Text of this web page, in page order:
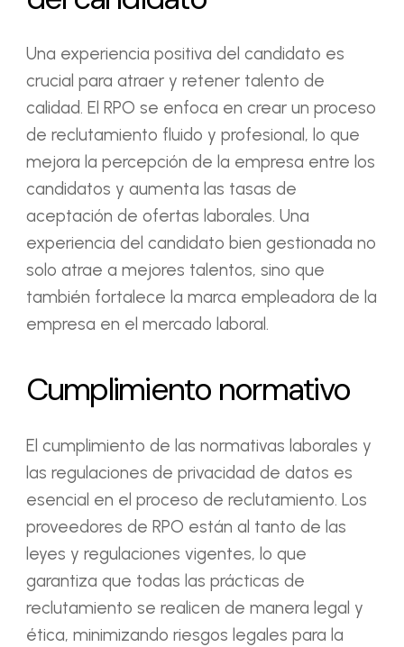
Una experiencia positiva del candidato es
crucial para atraer y retener talento de
calidad. El RPO se enfoca en crear un proceso
de reclutamiento fluido y profesional, lo que
mejora la percepción de la empresa entre los
candidatos y aumenta las tasas de
aceptación de ofertas laborales. Una
experiencia del candidato bien gestionada no
solo atrae a mejores talentos, sino que
también fortalece la marca empleadora de la
empresa en el mercado laboral.
Cumplimiento normativo
El cumplimiento de las normativas laborales y
las regulaciones de privacidad de datos es
esencial en el proceso de reclutamiento. Los
proveedores de RPO están al tanto de las
leyes y regulaciones vigentes, lo que
garantiza que todas las prácticas de
reclutamiento se realicen de manera legal y
ética, minimizando riesgos legales para la